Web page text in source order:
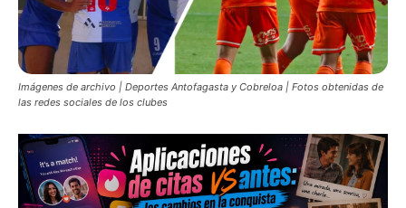
Imágenes de archivo | Deportes Antofagasta y Cobreloa | Fotos obtenidas de
las redes sociales de los clubes